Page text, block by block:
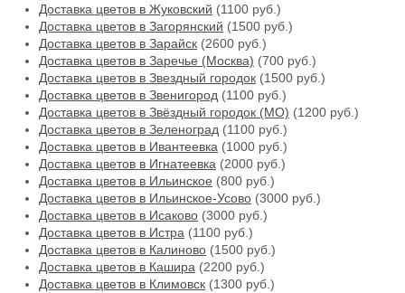
Доставка цветов в Жуковский (1100 руб.)
Доставка цветов в Загорянский (1500 руб.)
Доставка цветов в Зарайск (2600 руб.)
Доставка цветов в Заречье (Москва) (700 руб.)
Доставка цветов в Звездный городок (1500 руб.)
Доставка цветов в Звенигород (1100 руб.)
Доставка цветов в Звёздный городок (МО) (1200 руб.)
Доставка цветов в Зеленоград (1100 руб.)
Доставка цветов в Ивантеевка (1000 руб.)
Доставка цветов в Игнатеевка (2000 руб.)
Доставка цветов в Ильинское (800 руб.)
Доставка цветов в Ильинское-Усово (3000 руб.)
Доставка цветов в Исаково (3000 руб.)
Доставка цветов в Истра (1100 руб.)
Доставка цветов в Калиново (1500 руб.)
Доставка цветов в Кашира (2200 руб.)
Доставка цветов в Климовск (1300 руб.)